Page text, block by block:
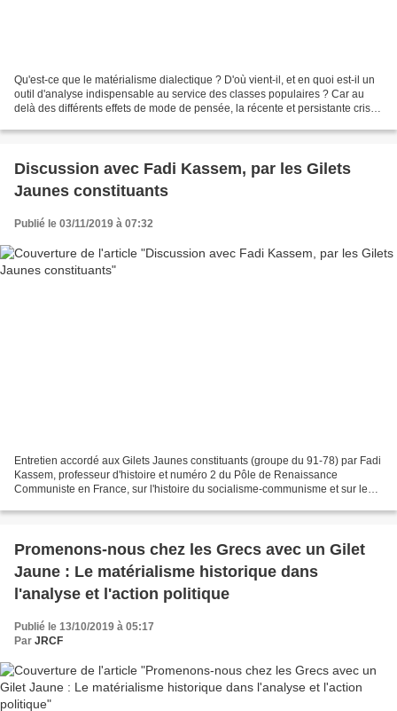
Qu'est-ce que le matérialisme dialectique ? D'où vient-il, et en quoi est-il un
outil d'analyse indispensable au service des classes populaires ? Car au
delà des différents effets de mode de pensée, la récente et persistante crise
Discussion avec Fadi Kassem, par les Gilets
Jaunes constituants
Publié le 03/11/2019 à 07:32
Entretien accordé aux Gilets Jaunes constituants (groupe du 91-78) par Fadi
Kassem, professeur d'histoire et numéro 2 du Pôle de Renaissance
Communiste en France, sur l'histoire du socialisme-communisme et sur le
Promenons-nous chez les Grecs avec un Gilet
Jaune : Le matérialisme historique dans
l'analyse et l'action politique
Publié le 13/10/2019 à 05:17
Par JRCF